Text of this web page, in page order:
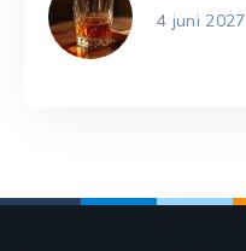
4 juni 2027